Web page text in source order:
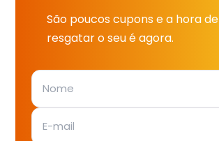
São poucos cupons e a hora de
resgatar o seu é agora.